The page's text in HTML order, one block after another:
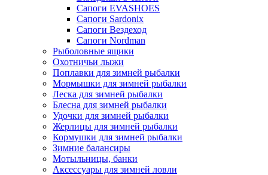
Сапоги EVASHOES
Сапоги Sardonix
Сапоги Вездеход
Сапоги Nordman
Рыболовные ящики
Охотничьи лыжи
Поплавки для зимней рыбалки
Мормышки для зимней рыбалки
Леска для зимней рыбалки
Блесна для зимней рыбалки
Удочки для зимней рыбалки
Жерлицы для зимней рыбалки
Кормушки для зимней рыбалки
Зимние балансиры
Мотыльницы, банки
Аксессуары для зимней ловли